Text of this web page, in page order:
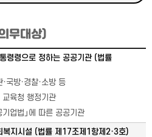
무대상)
령령으로 정하는 공공기관 (법률
국방·경찰·소방 등
교육청 행정기관
기업법」에 따른 공공기관
복지시설 (법률 제17조제1항제2·3호)